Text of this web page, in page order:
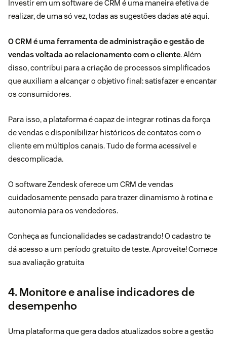
Investir em um software de CRM é uma maneira efetiva de
realizar, de uma só vez, todas as sugestões dadas até aqui.
O CRM é uma ferramenta de administração e gestão de
vendas voltada ao relacionamento com o cliente. Além
disso, contribui para a criação de processos simplificados
que auxiliam a alcançar o objetivo final: satisfazer e encantar
os consumidores.
Para isso, a plataforma é capaz de integrar rotinas da força
de vendas e disponibilizar históricos de contatos com o
cliente em múltiplos canais. Tudo de forma acessível e
descomplicada.
O software Zendeskoferece um CRM de vendas
cuidadosamente pensado para trazer dinamismo à rotina e
autonomia para os vendedores.
Conheça as funcionalidades se cadastrando! O cadastro te
dá acesso a um período gratuito de teste. Aproveite!Comece
sua avaliação gratuita
4. Monitore e analise indicadores de
desempenho
Uma plataforma que gera dados atualizados sobre a gestão